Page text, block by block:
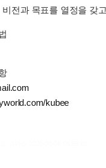
비전과 목표를 열정을 갖
kubee